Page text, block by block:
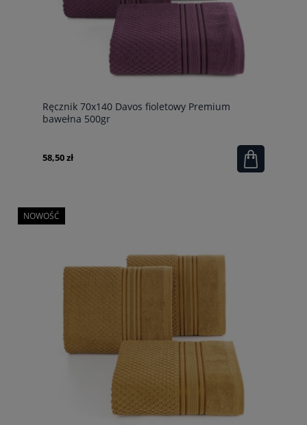
Ręcznik 70x140 Davos fioletowy Premium
bawełna 500gr
58,50 zł
NOWOŚĆ